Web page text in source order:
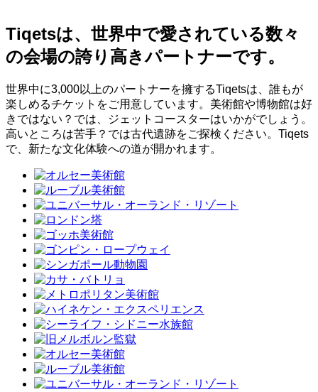
Tiqetsは、世界中で愛されている数々
の会場の誇り高きパートナーです。
世界中に3,000以上のパートナーを擁するTiqetsは、誰もが
楽しめるチケットをご用意しています。美術館や博物館は好
きではない？では、ジェットコースターはいかがでしょう。
高いところは苦手？では古代遺跡をご探検ください。Tiqets
で、新たな文化体験への道が開かれます。